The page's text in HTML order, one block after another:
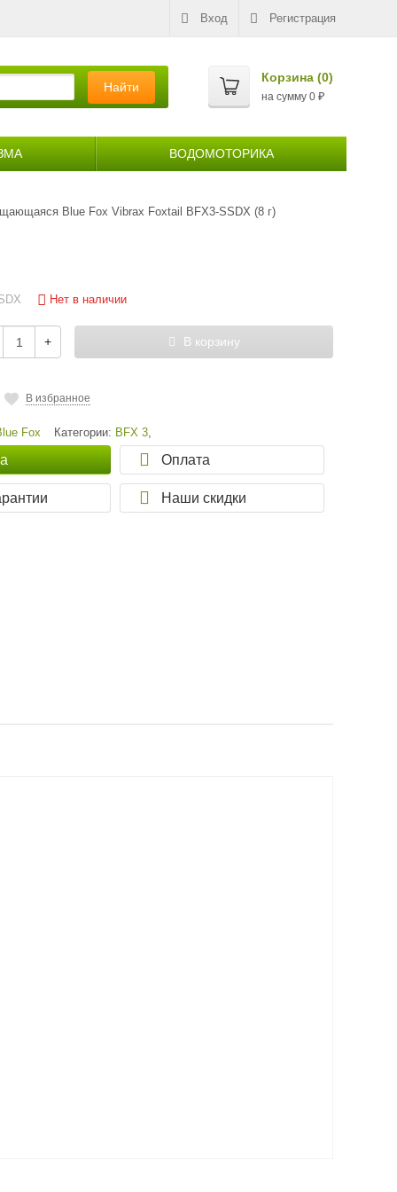
Вход Регистрация
Найти
Корзина (0)
на сумму 0 ₽
ВОДОМОТОРИКА
Blue Fox Vibrax Foxtail BFX3-SSDX (8 г)
Нет в наличии
+ В корзину
В избранное
Fox Категории: BFX 3,
Оплата
Наши скидки